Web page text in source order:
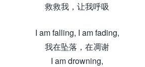
救救我，让我呼吸
I am falling, I am fading,
我在坠落，在凋谢
I am drowning,